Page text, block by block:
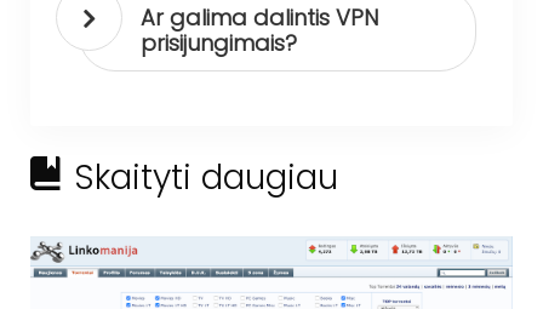
Ar galima dalintis VPN
prisijungimais?
Skaityti daugiau